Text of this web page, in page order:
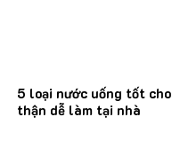
5 loại nước uống tốt cho
thận dễ làm tại nhà